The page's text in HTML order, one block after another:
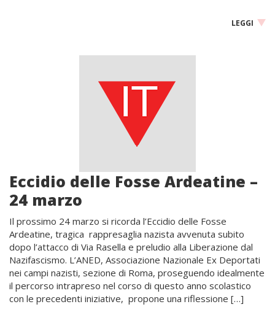
LEGGI
Eccidio delle Fosse Ardeatine –
24 marzo
Il prossimo 24 marzo si ricorda l’Eccidio delle Fosse
Ardeatine, tragica rappresaglia nazista avvenuta subito
dopo l’attacco di Via Rasella e preludio alla Liberazione dal
Nazifascismo. L’ANED, Associazione Nazionale Ex Deportati
nei campi nazisti, sezione di Roma, proseguendo idealmente
il percorso intrapreso nel corso di questo anno scolastico
con le precedenti iniziative, propone una riflessione […]